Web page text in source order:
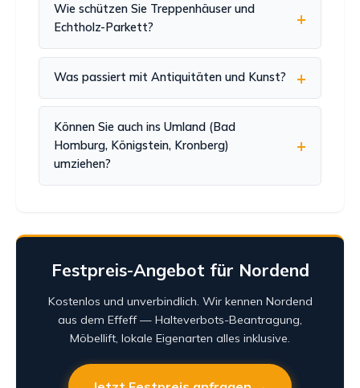
Wie schützen Sie Treppenhäuser und
Echtholz-Parkett?
Was passiert mit Antiquitäten und Kunst?
Können Sie auch ins Umland (Bad
Homburg, Königstein, Kronberg)
umziehen?
Festpreis-Angebot für Nordend
Kostenlos und unverbindlich. Wir kennen Nordend
aus dem Effeff — Halteverbots-Beantragung,
Möbellift, lokale Eigenarten alles inklusive.